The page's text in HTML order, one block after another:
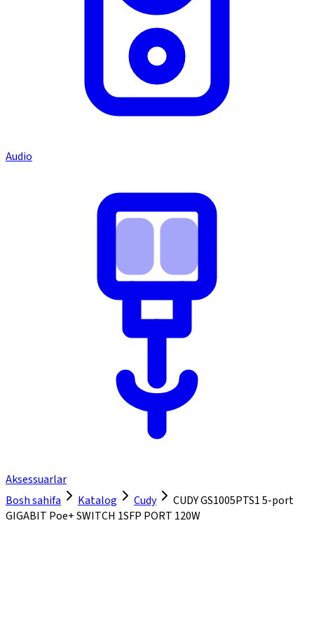
Audio
Aksessuarlar
Bosh sahifa
Katalog Cudy
CUDY GS1005PTS1 5-port
GIGABIT Poe+ SWITCH 1SFP PORT 120W